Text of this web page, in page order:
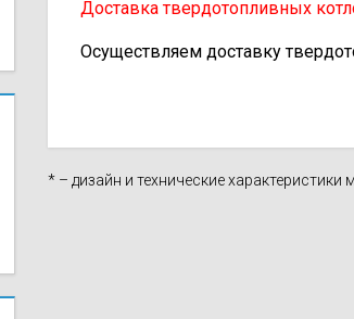
Доставка твердотопливных
Осуществляем доставку
* – дизайн и технические